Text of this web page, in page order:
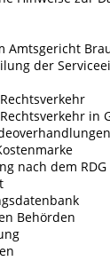
Amtsgericht
der
in
nach dem RDG
Behörden